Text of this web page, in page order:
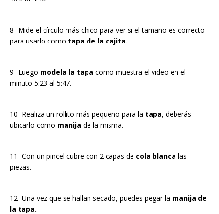
8- Mide el círculo más chico para ver si el tamaño es correcto
para usarlo como tapa de la cajita.
9- Luego modela la tapa como muestra el video en el
minuto 5:23 al 5:47.
10- Realiza un rollito más pequeño para la tapa, deberás
ubicarlo como manija de la misma.
11- Con un pincel cubre con 2 capas de cola blanca las
piezas.
12- Una vez que se hallan secado, puedes pegar la manija de
la tapa.